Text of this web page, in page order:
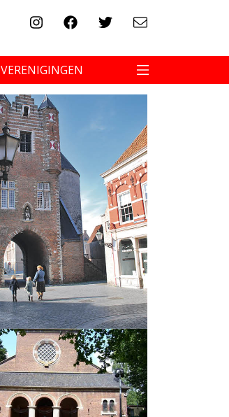
VERENIGINGEN